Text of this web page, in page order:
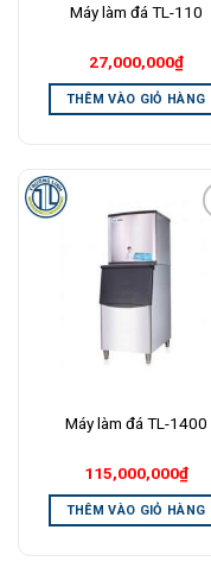
Máy làm đá TL-110
27,000,000₫
THÊM VÀO GIỎ HÀNG
Máy làm đá TL-1400
115,000,000₫
THÊM VÀO GIỎ HÀNG